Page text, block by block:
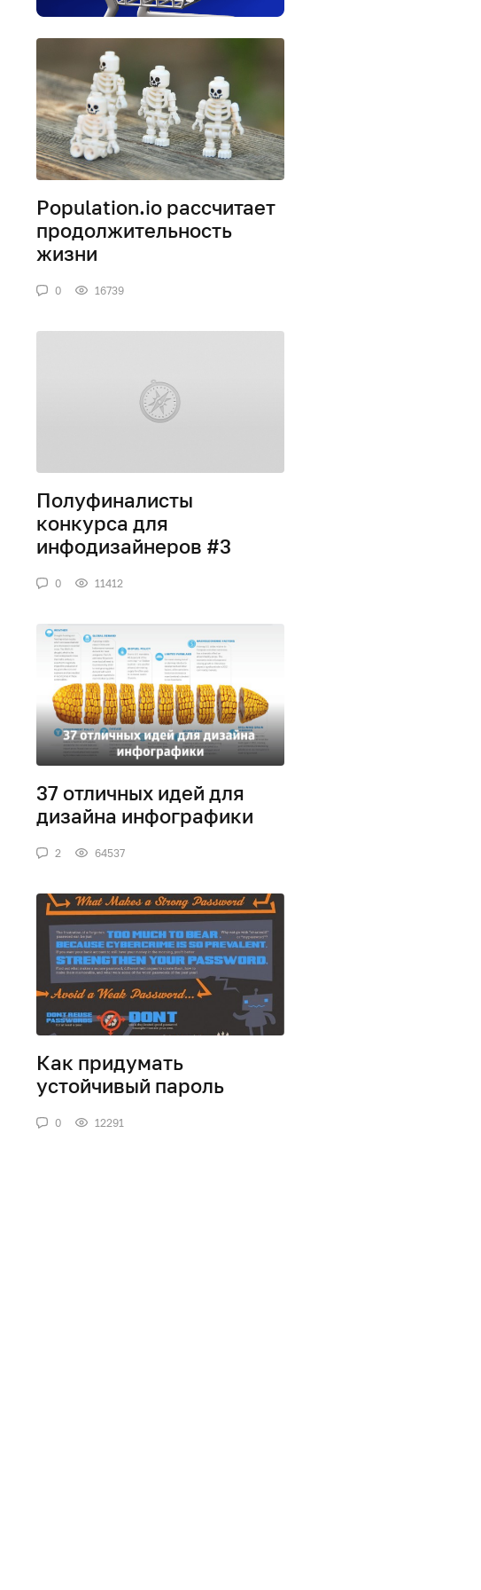
Population.io рассчитает
продолжительность
жизни
0 16739
Полуфиналисты
конкурса для
инфодизайнеров #3
0 11412
37 отличных идей для
дизайна инфографики
2 64537
Как придумать
устойчивый пароль
0 12291